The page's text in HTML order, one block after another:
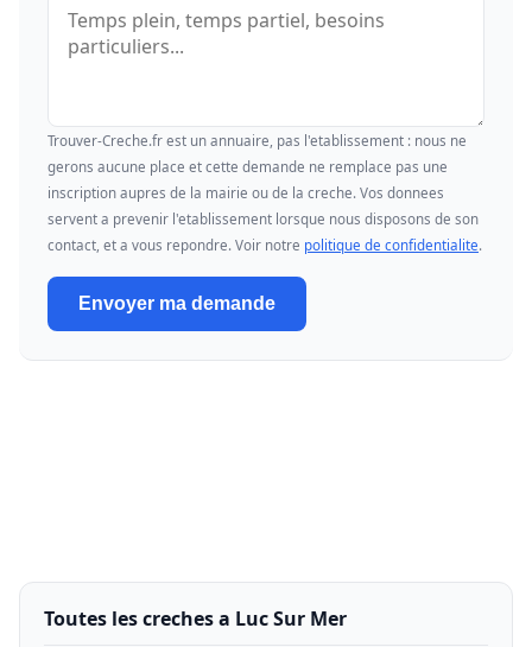
Trouver-Creche.fr est un annuaire, pas l'etablissement : nous ne
gerons aucune place et cette demande ne remplace pas une
inscription aupres de la mairie ou de la creche. Vos donnees
servent a prevenir l'etablissement lorsque nous disposons de son
contact, et a vous repondre. Voir notre politique de confidentialite.
Envoyer ma demande
Toutes les creches a Luc Sur Mer